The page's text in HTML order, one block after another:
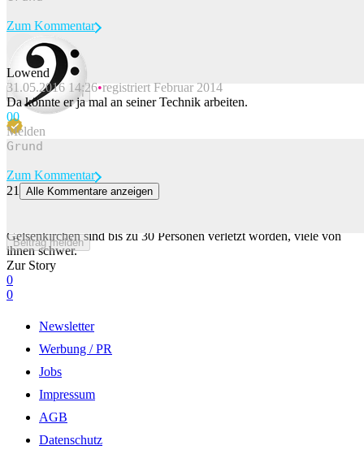
Beitrag melden
Zum Kommentar
Lowend
31.05.2016 14:26 registriert Februar 2014
Da könnte er ja mal an seiner Technik arbeiten.
00
Melden
Beitrag melden
Zum Kommentar
21
Alle Kommentare anzeigen
Gelsenkirchen sind bis zu 30 Personen verletzt worden, viele von
ihnen schwer.
Zur Story
0
0
Newsletter
Werbung / PR
Jobs
Impressum
AGB
Datenschutz